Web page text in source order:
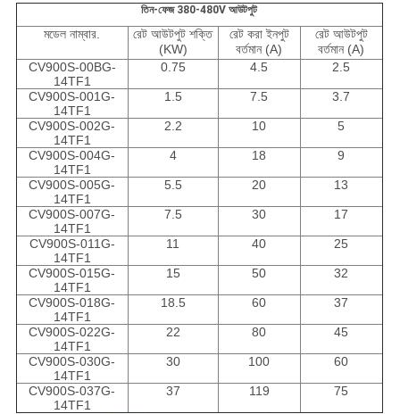
তিন-ফেজ 380-480V আউটপুট
মডেল নাম্বার.
রেট আউটপুট শক্তি
(KW)
রেট করা ইনপুট
বর্তমান (A)
রেট আউটপুট
বর্তমান (A)
CV900S-00BG-
14TF1
0.75 4.5 2.5
CV900S-001G-
14TF1
1.5 7.5 3.7
CV900S-002G-
14TF1
2.2 10 5
CV900S-004G-
14TF1
4 18 9
CV900S-005G-
14TF1
5.5 20 13
CV900S-007G-
14TF1
7.5 30 17
CV900S-011G-
14TF1
11 40 25
CV900S-015G-
14TF1
15 50 32
CV900S-018G-
14TF1
18.5 60 37
CV900S-022G-
14TF1
22 80 45
CV900S-030G-
14TF1
30 100 60
CV900S-037G-
14TF1
37 119 75